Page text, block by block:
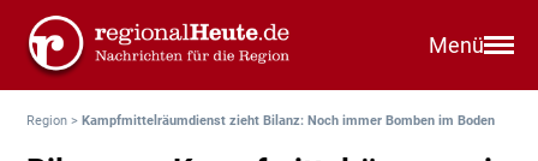
Menü
Region >Kampfmittelräumdienst zieht Bilanz: Noch immer Bomben im Boden